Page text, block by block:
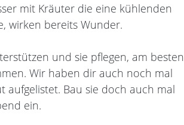
mit Kräuter die eine kühlenden
wirken bereits Wunder.
und sie pflegen, am besten
Wir haben dir auch noch mal
aufgelistet. Bau sie doch auch mal
ein.